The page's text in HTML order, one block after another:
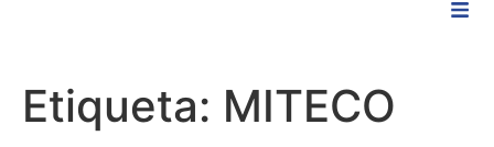
Etiqueta: MITECO